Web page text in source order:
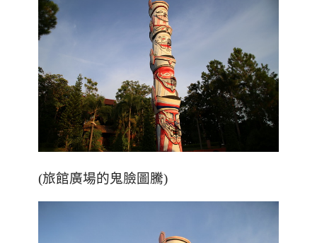
(旅館廣場的鬼臉圖騰)